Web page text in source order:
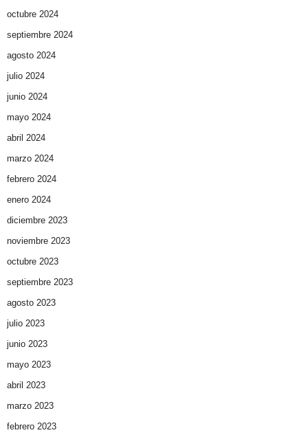
octubre 2024
septiembre 2024
agosto 2024
julio 2024
junio 2024
mayo 2024
abril 2024
marzo 2024
febrero 2024
enero 2024
diciembre 2023
noviembre 2023
octubre 2023
septiembre 2023
agosto 2023
julio 2023
junio 2023
mayo 2023
abril 2023
marzo 2023
febrero 2023